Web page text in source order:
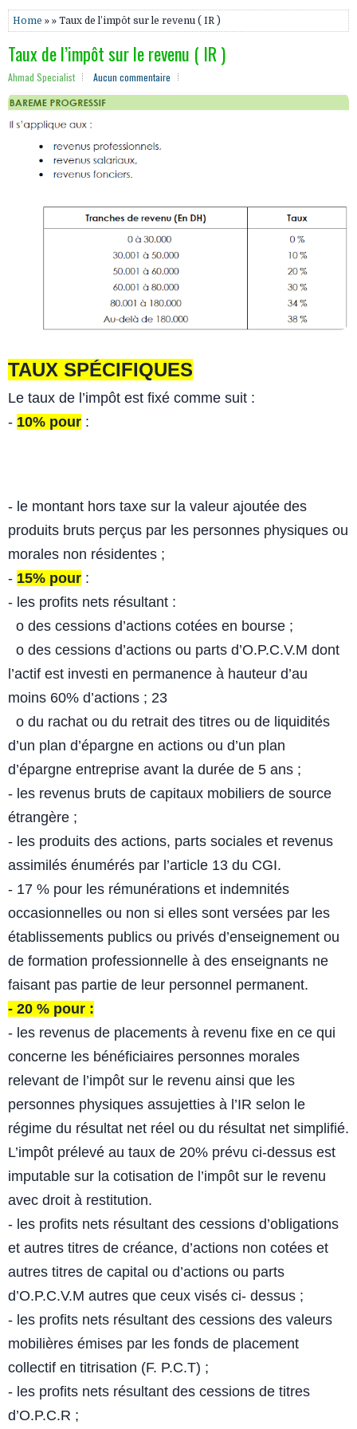
Home » » Taux de l’impôt sur le revenu ( IR )
Taux de l’impôt sur le revenu ( IR )
Ahmad Specialist Aucun commentaire
TAUX SPÉCIFIQUES
Le taux de l’impôt est fixé comme suit :
- 10% pour :
- le montant hors taxe sur la valeur ajoutée des
produits bruts perçus par les personnes physiques ou
morales non résidentes ;
- 15% pour :
- les profits nets résultant :
o des cessions d’actions cotées en bourse ;
o des cessions d’actions ou parts d’O.P.C.V.M dont
l’actif est investi en permanence à hauteur d’au
moins 60% d’actions ; 23
o du rachat ou du retrait des titres ou de liquidités
d’un plan d’épargne en actions ou d’un plan
d’épargne entreprise avant la durée de 5 ans ;
- les revenus bruts de capitaux mobiliers de source
étrangère ;
- les produits des actions, parts sociales et revenus
assimilés énumérés par l’article 13 du CGI.
- 17 % pour les rémunérations et indemnités
occasionnelles ou non si elles sont versées par les
établissements publics ou privés d’enseignement ou
de formation professionnelle à des enseignants ne
faisant pas partie de leur personnel permanent.
- 20 % pour :
- les revenus de placements à revenu fixe en ce qui
concerne les bénéficiaires personnes morales
relevant de l’impôt sur le revenu ainsi que les
personnes physiques assujetties à l’IR selon le
régime du résultat net réel ou du résultat net simplifié.
L’impôt prélevé au taux de 20% prévu ci-dessus est
imputable sur la cotisation de l’impôt sur le revenu
avec droit à restitution.
- les profits nets résultant des cessions d’obligations
et autres titres de créance, d’actions non cotées et
autres titres de capital ou d’actions ou parts
d’O.P.C.V.M autres que ceux visés ci- dessus ;
- les profits nets résultant des cessions des valeurs
mobilières émises par les fonds de placement
collectif en titrisation (F. P.C.T) ;
- les profits nets résultant des cessions de titres
d’O.P.C.R ;